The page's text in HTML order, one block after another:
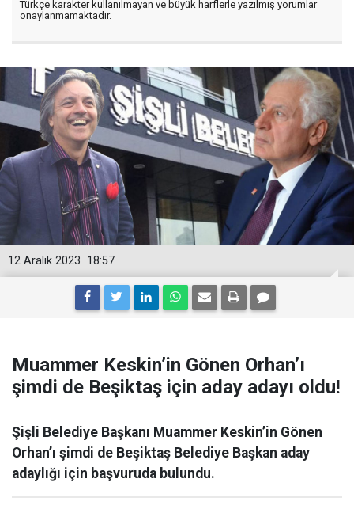
Türkçe karakter kullanılmayan ve büyük harflerle yazılmış yorumlar
onaylanmamaktadır.
18:57
12 Aralık 2023
Muammer Keskin’in Gönen Orhan’ı
şimdi de Beşiktaş için aday adayı oldu!
Şişli Belediye Başkanı Muammer Keskin’in Gönen
Orhan’ı şimdi de Beşiktaş Belediye Başkan aday
adaylığı için başvuruda bulundu.